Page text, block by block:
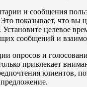
и сообщения
показывает, что вы
целевое
сообщений и
опросов и
привлекает
клиентов,